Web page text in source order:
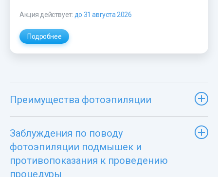
Акция действует: до 31 августа 2026
Подробнее
Преимущества фотоэпиляции
Заблуждения по поводу
фотоэпиляции подмышек и
противопоказания к проведению
процедуры